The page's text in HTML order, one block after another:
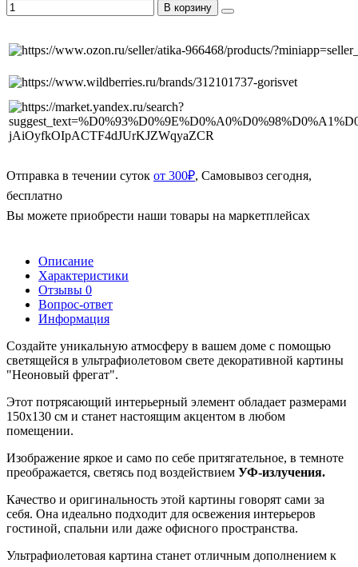
В корзину
Отправка в течении суток от 300₽, Самовывоз сегодня,
бесплатно
Вы можете приобрести наши товары на маркетплейсах
Описание
Характеристики
Отзывы 0
Вопрос-ответ
Информация
Создайте уникальную атмосферу в вашем доме с помощью
светящейся в ультрафиолетовом свете декоративной картины
"Неоновый фрегат".
Этот потрясающий интерьерный элемент обладает размерами
150x130 см и станет настоящим акцентом в любом
помещении.
Изображение яркое и само по себе притягательное, в темноте
преображается, светясь под воздействием УФ-излучения.
Качество и оригинальность этой картины говорят сами за
себя. Она идеально подxодит для освежения интерьеров
гостиной, спальни или даже офисного пространства.
Ультрафиолетовая картина станет отличным дополнением к